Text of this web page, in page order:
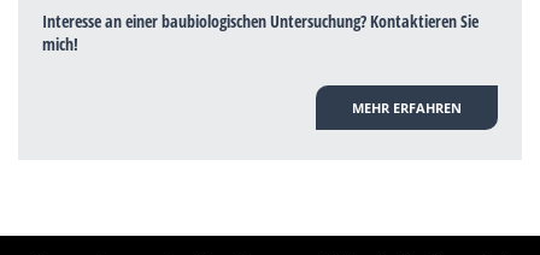
Interesse an einer baubiologischen Untersuchung? Kontaktieren Sie
mich!
MEHR ERFAHREN